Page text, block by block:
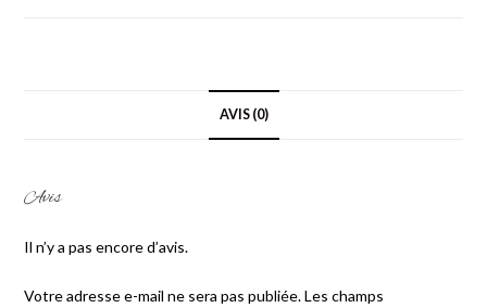
AVIS (0)
Avis
Il n’y a pas encore d’avis.
Votre adresse e-mail ne sera pas publiée. Les champs